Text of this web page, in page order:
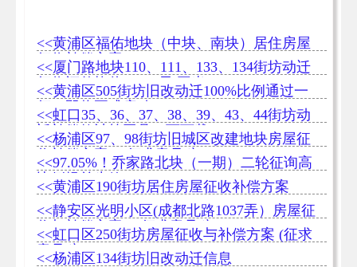
<<黄浦区福佑地块（中块、南块）居住房屋
征收补偿方案
<<厦门路地块110、111、133、134街坊动迁
征收评估均价54175元/平米
<<黄浦区505街坊旧改动迁100%比例通过一
征，即将正式启动
<<虹口35、36、37、38、39、43、44街坊动
迁补偿款计算工具（可下载）
<<杨浦区97、98街坊旧城区改建地块房屋征
收补偿方案 （征求意见稿）
<<97.05%！乔家路北块（一期）二轮征询高
比例提前生效
<<黄浦区190街坊居住房屋征收补偿方案
<<静安区光明小区(成都北路1037弄）房屋征
收与补偿方案 （征求意见稿）
<<虹口区250街坊房屋征收与补偿方案 (征求
意见稿)
<<杨浦区134街坊旧改动迁信息